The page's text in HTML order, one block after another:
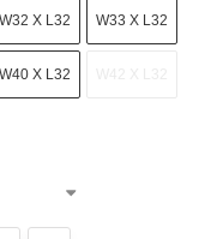
W32 X L32 W33 X L32
W40 X L32